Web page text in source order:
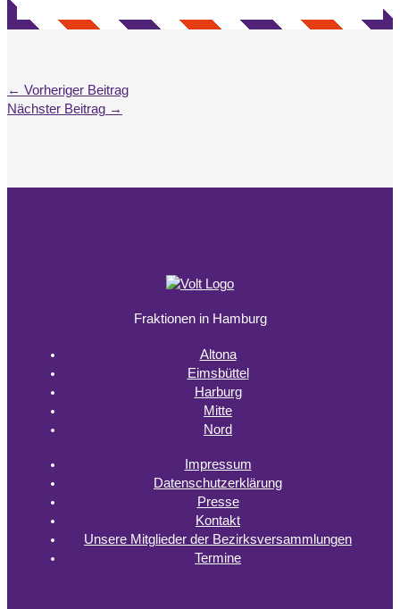
← Vorheriger Beitrag
Nächster Beitrag →
Fraktionen in Hamburg
Altona
Eimsbüttel
Harburg
Mitte
Nord
Impressum
Datenschutzerklärung
Presse
Kontakt
Unsere Mitglieder der Bezirksversammlungen
Termine